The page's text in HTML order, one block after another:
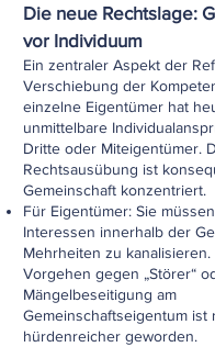
Die neue Rechtslage:
vor Individuum
Ein zentraler Aspekt der
Verschiebung der
einzelne Eigentümer hat
unmittelbare
Dritte oder Miteigentümer.
Rechtsausübung ist
Gemeinschaft konzentriert.
Für Eigentümer: Sie
Interessen innerhalb der
Mehrheiten zu kanalisieren.
Vorgehen gegen „Störer“
Mängelbeseitigung am
Gemeinschaftseigentum ist
hürdenreicher geworden.